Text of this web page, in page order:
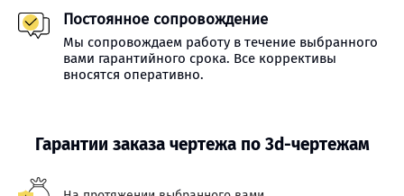
Постоянное сопровождение
Мы сопровождаем работу в течение выбранного
вами гарантийного срока. Все коррективы
вносятся оперативно.
Гарантии заказа чертежа по 3d-чертежам